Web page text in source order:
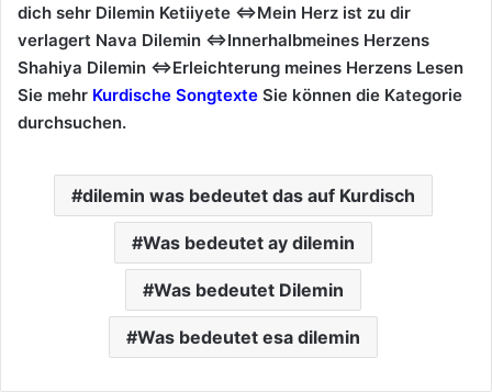
dich sehr Dilemin Ketiiyete ⇔Mein Herz ist zu dir
verlagert Nava Dilemin ⇔Innerhalbmeines Herzens
Shahiya Dilemin ⇔Erleichterung meines Herzens Lesen
Sie mehr Kurdische Songtexte Sie können die Kategorie
durchsuchen.
dilemin was bedeutet das auf Kurdisch
Was bedeutet ay dilemin
Was bedeutet Dilemin
Was bedeutet esa dilemin